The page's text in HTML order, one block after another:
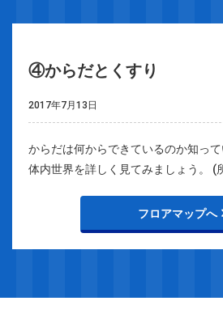
④からだとくすり
2017年7月13日
からだは何からできているのか知っ
体内世界を詳しく見てみましょう。 (
フロアマップへ